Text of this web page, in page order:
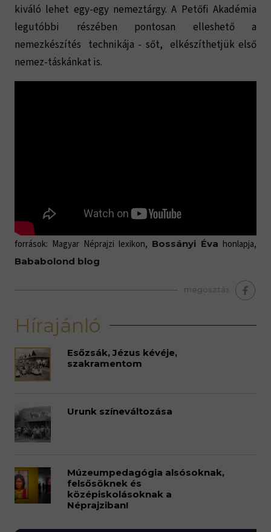
kiváló lehet egy-egy nemeztárgy. A Petőfi Akadémia
legutóbbi részében pontosan elleshető a
nemezkészítés technikája - sőt, elkészíthetjük első
nemez-táskánkat is.
források: Magyar Néprajzi lexikon, Bossányi Éva honlapja,
Bababolond blog
megosztás
Hírajánló
Esőzsák, Jézus kévéje,
szakramentom
Urunk színeváltozása
Múzeumpedagógia alsósoknak,
felsősöknek és
középiskolásoknak a
Néprajziban!